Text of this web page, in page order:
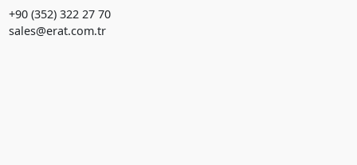
+90 (352) 322 27 70
sales@erat.com.tr